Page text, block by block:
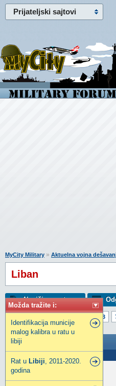
Prijateljski sajtovi
Možda tražite i:
Identifikacija municije
malog kalibra u ratu u
libiji
Rat u Libiji, 2011-2020.
godina
MyCity Military » Aktuelna vojna
Liban
Napiši novu temu
73
Liban